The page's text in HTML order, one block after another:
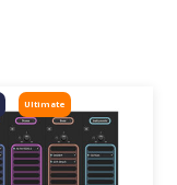
Ultimate